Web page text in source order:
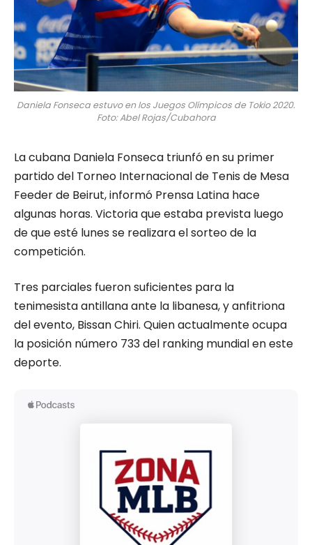
Daniela Fonseca estuvo en los Juegos Olímpicos de Tokio 2020.
Foto: Abel Rojas/Cubahora
La cubana Daniela Fonseca triunfó en su primer
partido del Torneo Internacional de Tenis de Mesa
Feeder de Beirut, informó Prensa Latina hace
algunas horas. Victoria que estaba prevista luego
de que esté lunes se realizara el sorteo de la
competición.
Tres parciales fueron suficientes para la
tenimesista antillana ante la libanesa, y anfitriona
del evento, Bissan Chiri. Quien actualmente ocupa
la posición número 733 del ranking mundial en este
deporte.